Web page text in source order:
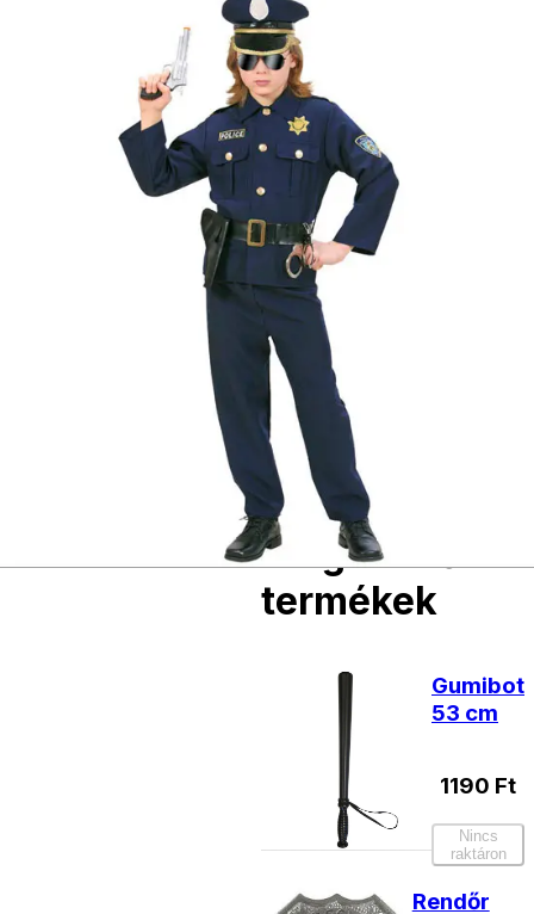
képen több
termék szerepel,
az ár minden
esetben egy
termékre
Ár
Szállítás:
- Csomagautomata: 1190
forinttól
- Házhozszállítás: 2190
forinttól
- Személyes átvétel:
ingyenesen
Kiegészítő
termékek
Gumibot
53 cm
1190 Ft
Nincs
raktáron
Rendőr